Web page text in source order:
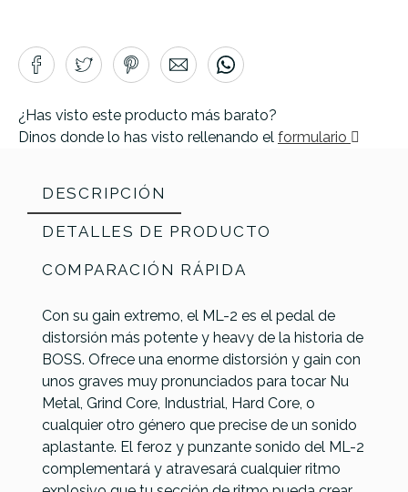
¿Has visto este producto más barato?
Dinos donde lo has visto rellenando el formulario
DESCRIPCIÓN
DETALLES DE PRODUCTO
COMPARACIÓN RÁPIDA
Con su gain extremo, el ML-2 es el pedal de
distorsión más potente y heavy de la historia de
BOSS. Ofrece una enorme distorsión y gain con
unos graves muy pronunciados para tocar Nu
Metal, Grind Core, Industrial, Hard Core, o
cualquier otro género que precise de un sonido
aplastante. El feroz y punzante sonido del ML-2
complementará y atravesará cualquier ritmo
ReferenciaPEDAGUIBOS056
Dunlop
Way
Boss OD-1X
JHS
Digitech
DOD